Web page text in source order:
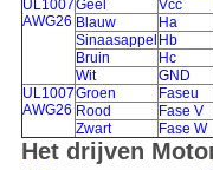
UL1007
AWG26
Geel
Vcc
Blauw
Ha
Sinaasappel Hb
Bruin
Hc
Wit
GND
UL1007
AWG26
Groen
Faseu
Rood
Fase V
Zwart
Fase W
Het drijven